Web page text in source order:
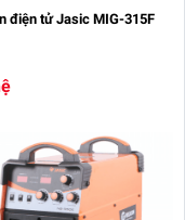
điện tử Jasic MIG-315F